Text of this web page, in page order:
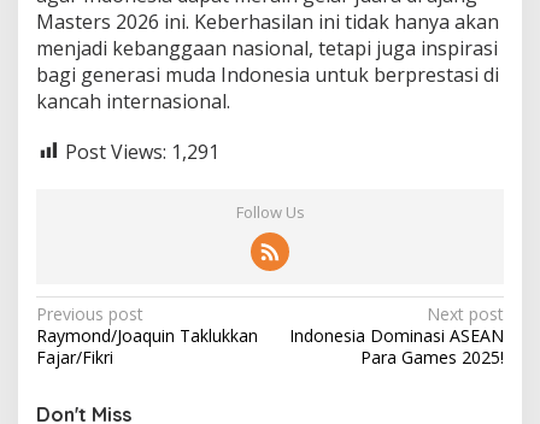
Masters 2026 ini. Keberhasilan ini tidak hanya akan
menjadi kebanggaan nasional, tetapi juga inspirasi
bagi generasi muda Indonesia untuk berprestasi di
kancah internasional.
Post Views: 1,291
Follow Us
Post
navigation
Previous post
Raymond/Joaquin Taklukkan
Fajar/Fikri
Next post
Indonesia Dominasi ASEAN
Para Games 2025!
Don't Miss